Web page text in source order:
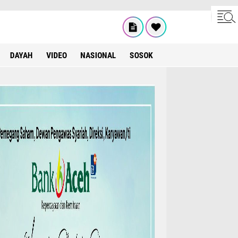
DAYAH VIDEO NASIONAL SOSOK